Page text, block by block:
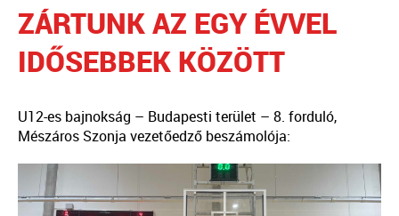
ZÁRTUNK AZ EGY ÉVVEL
IDŐSEBBEK KÖZÖTT
U12-es bajnokság – Budapesti terület – 8. forduló,
Mészáros Szonja vezetőedző beszámolója: